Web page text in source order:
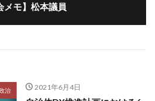
メモ】松本議員
治 2021年6月4日